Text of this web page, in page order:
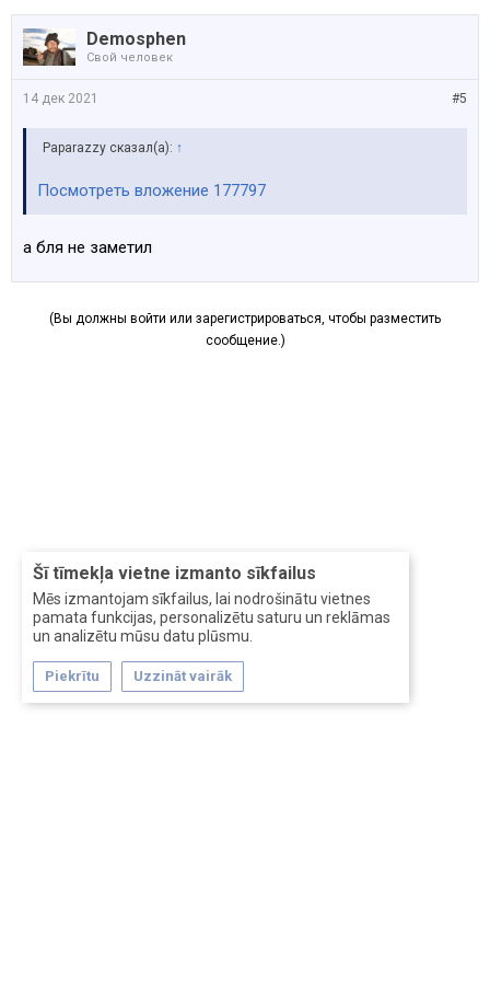
Šī tīmekļa vietne izmanto sīkfailus
Mēs izmantojam sīkfailus, lai nodrošinātu vietnes
pamata funkcijas, personalizētu saturu un reklāmas
un analizētu mūsu datu plūsmu.
Piekrītu Uzzināt vairāk
Demosphen
Свой человек
#5
14 дек 2021
Paparazzy сказал(а): ↑
Посмотреть вложение 177797
а бля не заметил
(Вы должны войти или зарегистрироваться, чтобы разместить
сообщение.)